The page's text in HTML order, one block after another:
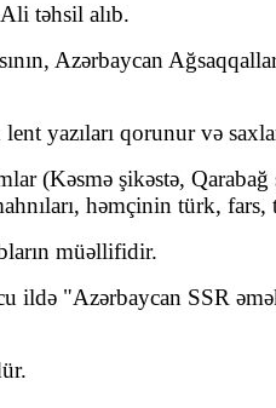
təhsil alıb.
Azərbaycan
yazıları qorunur və
(Kəsmə şikəstə,
həmçinin türk,
müəllifidir.
ildə "Azərbaycan SSR